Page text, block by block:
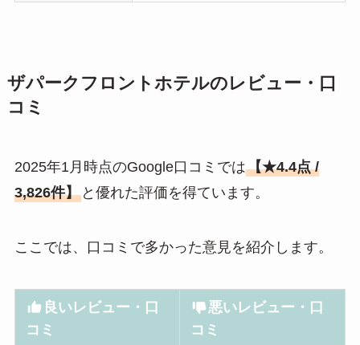
ザパークフロントホテルのレビュー・口
コミ
2025年1月時点のGoogle口コミでは【★4.4点 /
3,826件】と優れた評価を得ています。
ここでは、口コミで多かった意見を紹介します。
良いレビュー・口
コミ
悪いレビュー・口
コミ